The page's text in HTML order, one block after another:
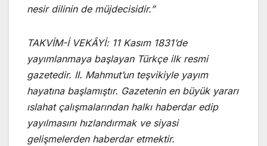
nesir dilinin de müjdecisidir.”
TAKVİM-İ VEKÂYİ: 11 Kasım 1831’de
yayımlanmaya başlayan Türkçe ilk resmi
gazetedir. II. Mahmut’un teşvikiyle yayım
hayatına başlamıştır. Gazetenin en büyük yararı
ıslahat çalışmalarından halkı haberdar edip
yayılmasını hızlandırmak ve siyasi
gelişmelerden haberdar etmektir.